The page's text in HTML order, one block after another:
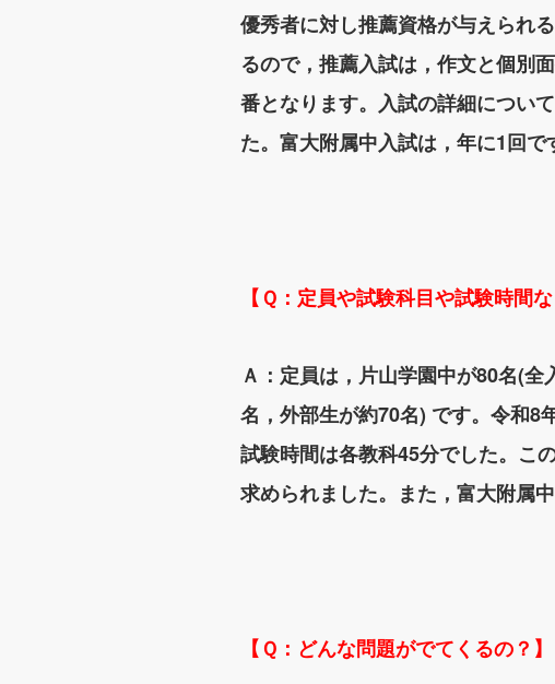
優秀者に対し推薦資格が与えられ
るので，推薦入試は，作文と個別
番となります。入試の詳細につい
た。富大附属中入試は，年に1回で
【Ｑ：定員や試験科目や試験時間
Ａ：定員は，片山学園中が80名(
名，外部生が約70名) です。令和8
試験時間は各教科45分でした。こ
求められました。また，富大附属
【Ｑ：どんな問題がでてくるの？】